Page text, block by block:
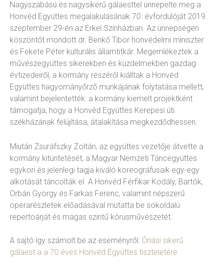
Diszkográfia
GYIK
Nagyszabású és nagysikerű gálaesttel ünnepelte meg a
Honvéd Együttes megalakulásának 70. évfordulóját 2019.
szeptember 29-én az Erkel Színházban. Az ünnepségen
köszöntőt mondott dr. Benkő Tibor honvédelmi miniszter
és Fekete Péter kulturális államtitkár. Megemlékeztek a
művészegyüttes sikerekben és küzdelmekben gazdag
évtizedeiről, a kormány részéről kiálltak a Honvéd
Együttes hagyományőrző munkájának folytatása mellett,
valamint bejelentették: a kormány kiemelt projektként
támogatja, hogy a Honvéd Együttes Kerepesi úti
székházának felújítása, átalakítása megkezdődhessen.
Miután Zsuráfszky Zoltán, az együttes vezetője átvette a
kormány kitüntetését, a Magyar Nemzeti Táncegyüttes
egykori és jelenlegi tagja kiváló koreográfusaik egy-egy
alkotását táncolták el. A Honvéd Férfikar Kodály, Bartók,
Orbán György és Farkas Ferenc, valamint népszerű
operarészletek előadásával mutatta be sokoldalú
repertoárját és magas szintű kórusművészetét.
A sajtó így számolt be az eseményről: Óriási sikerű
gálaest a a 70 éves Honvéd Együttes tiszteletére